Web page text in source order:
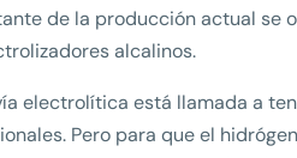
de la producción actual se
alcalinos.
electrolítica está llamada a
Pero para que el